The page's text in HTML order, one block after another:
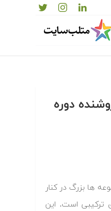
دوره
ها بزرگ در کنار
ترکیبی است. این